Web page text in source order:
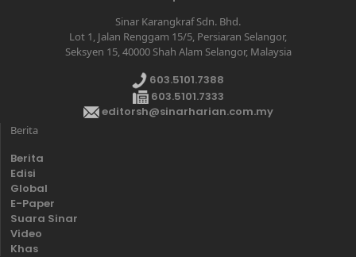
Sinar Karangkraf Sdn. Bhd.
Lot 1, Jalan Renggam 15/5, Persiaran Selangor,
Seksyen 15, 40000 Shah Alam Selangor, Malaysia
603.5101.7388
603.5101.7333
editorsh@sinarharian.com.my
Berita
Berita
Edisi
Global
E-Paper
Suara Sinar
Video
Khas